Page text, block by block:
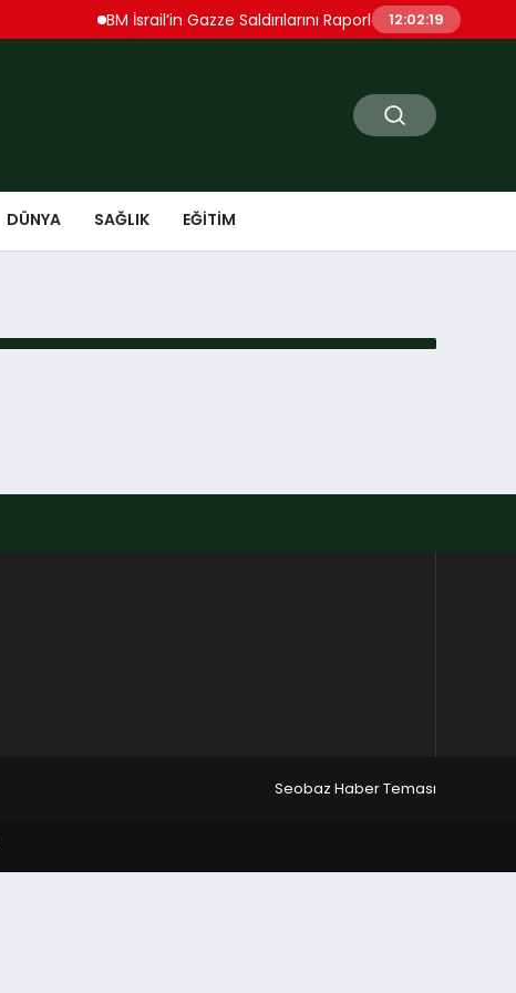
BM İsrail’in Gazze Saldırılarını Raporladı 150’den Fazla
12:02:19
DÜNYA SAĞLIK EĞITIM
Seobaz Haber Teması